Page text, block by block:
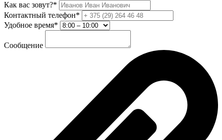
Как вас зовут?*
Контактный телефон*
Удобное время*
Сообщение